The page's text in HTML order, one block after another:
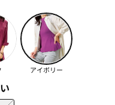
アイボリー